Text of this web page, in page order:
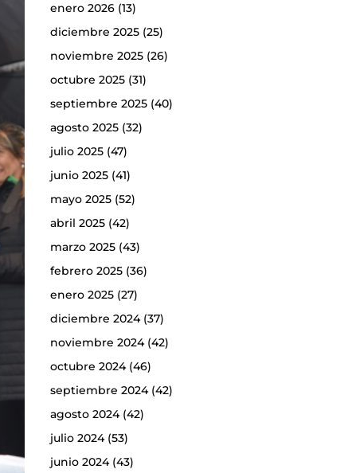
enero 2026(13)
diciembre 2025(25)
noviembre 2025(26)
octubre 2025(31)
septiembre 2025(40)
agosto 2025(32)
julio 2025(47)
junio 2025(41)
mayo 2025(52)
abril 2025(42)
marzo 2025(43)
febrero 2025(36)
enero 2025(27)
diciembre 2024(37)
noviembre 2024(42)
octubre 2024(46)
septiembre 2024(42)
agosto 2024(42)
julio 2024(53)
junio 2024(43)